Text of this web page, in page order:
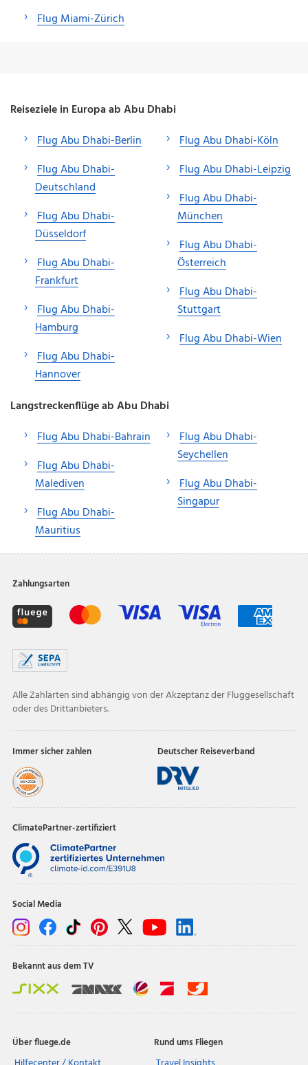
Flug Miami-Zürich
Reiseziele in Europa ab Abu Dhabi
Flug Abu Dhabi-Berlin
Flug Abu Dhabi-
Deutschland
Flug Abu Dhabi-
Düsseldorf
Flug Abu Dhabi-
Frankfurt
Flug Abu Dhabi-
Hamburg
Flug Abu Dhabi-
Hannover
Flug Abu Dhabi-Köln
Flug Abu Dhabi-Leipzig
Flug Abu Dhabi-
München
Flug Abu Dhabi-
Österreich
Flug Abu Dhabi-
Stuttgart
Flug Abu Dhabi-Wien
Langstreckenflüge ab Abu Dhabi
Flug Abu Dhabi-Bahrain
Flug Abu Dhabi-
Malediven
Flug Abu Dhabi-
Mauritius
Flug Abu Dhabi-
Seychellen
Flug Abu Dhabi-
Singapur